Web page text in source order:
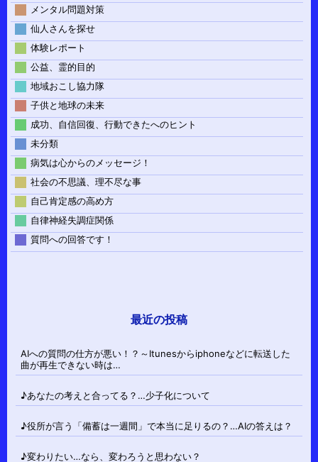
メンタル問題対策
仙人さんを探せ
体験レポート
公益、霊的目的
地域おこし協力隊
子供と地球の未来
成功、自信回復、行動できたへのヒント
未分類
病気は心からのメッセージ！
社会の不思議、理不尽な事
自己肯定感の高め方
自律神経失調症関係
質問への回答です！
最近の投稿
AIへの質問の仕方が悪い！？～Itunesからiphoneなどに転送した
曲が再生できない時は…
♪あなたの考えと合ってる？…少子化について
♪役所が言う「備蓄は一週間」で本当に足りるの？…AIの答えは？
♪変わりたい…なら、変わろうと思わない？